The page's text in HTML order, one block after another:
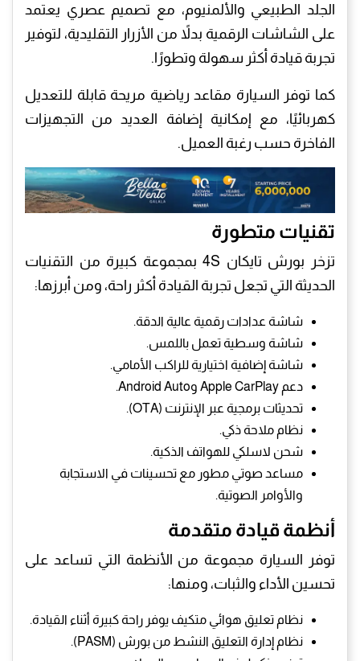
الجلد الطبيعي والألمنيوم، مع تصميم عصري يعتمد
على الشاشات الرقمية بدلاً من الأزرار التقليدية، لتوفير
تجربة قيادة أكثر سهولة وتطورًا.
كما توفر السيارة مقاعد رياضية مريحة قابلة للتعديل
كهربائيًا، مع إمكانية إضافة العديد من التجهيزات
الفاخرة حسب رغبة العميل.
تقنيات متطورة
تزخر بورش تايكان 4S بمجموعة كبيرة من التقنيات
الحديثة التي تجعل تجربة القيادة أكثر راحة، ومن أبرزها:
شاشة عدادات رقمية عالية الدقة.
شاشة وسطية تعمل باللمس.
شاشة إضافية اختيارية للراكب الأمامي.
دعم Apple CarPlay وAndroid Auto.
تحديثات برمجية عبر الإنترنت (OTA).
نظام ملاحة ذكي.
شحن لاسلكي للهواتف الذكية.
مساعد صوتي مطور مع تحسينات في الاستجابة
والأوامر الصوتية.
أنظمة قيادة متقدمة
توفر السيارة مجموعة من الأنظمة التي تساعد على
تحسين الأداء والثبات، ومنها:
نظام تعليق هوائي متكيف يوفر راحة كبيرة أثناء القيادة.
نظام إدارة التعليق النشط من بورش (PASM).